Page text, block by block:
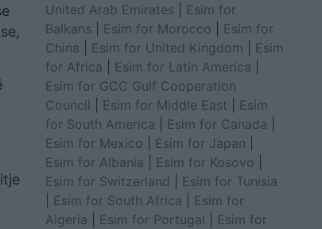
United Arab Emirates
Esim for
Balkans
Esim for Morocco
Esim for
China
Esim for United Kingdom
Esim
for Africa
Esim for Latin America
Esim for GCC Gulf Cooperation
Council
Esim for Middle East
Esim
for South America
Esim for Canada
Esim for Mexico
Esim for Japan
Esim for Albania
Esim for Kosovo
Esim for Switzerland
Esim for Tunisia
Esim for South Africa
Esim for
Algeria
Esim for Portugal
Esim for